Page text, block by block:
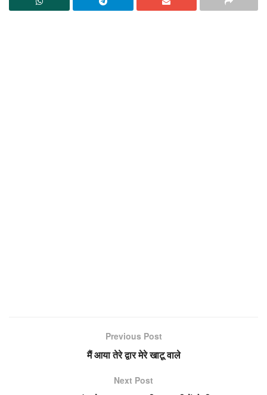
Previous Post
मैं आया तेरे द्वार मेरे खाटू वाले
Next Post